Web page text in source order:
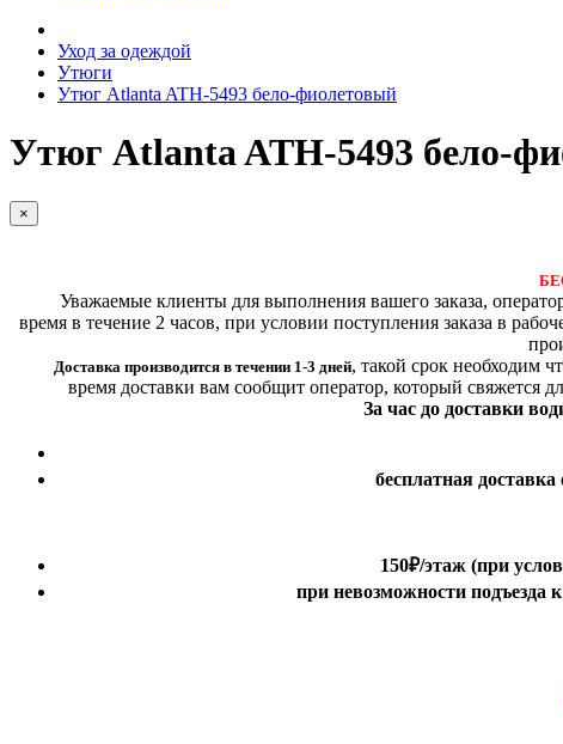
Уход за одеждой
Утюги
Утюг Atlanta ATH-5493 бело-фиолетовый
Утюг Atlanta ATH-5493 бело-
×
Уважаемые клиенты для выполнения вашего заказа,
время в течение 2 часов, при условии поступления заказа в
Доставка производится в течении 1-3 дней, такой срок необходим
время доставки вам сообщит оператор, который свяжется
За час до доставки
бесплатная
150₽/этаж(при
при невозможности подъезда